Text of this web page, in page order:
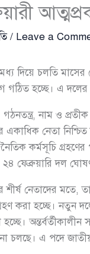
/ Leave a
মধ্য দিয়ে চলতি
গঠিত হচ্ছে। এ
নাম ও
একাধিক নেতা
কর্মসূচি
২৪ ফেব্রুয়ারি দল
শীর্ষ নেতাদের
করা হচ্ছে।
এ পদে জাতীয়